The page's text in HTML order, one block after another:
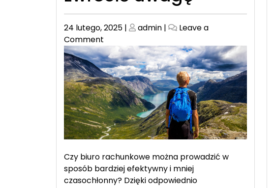
Posted
on
24 lutego, 2025 | Posted
admin |
Leave a
Comment
Umowa
B2B
w
księgowości
–
na
co
zwrócić
Czy biuro rachunkowe można prowadzić w
sposób bardziej efektywny i mniej
czasochłonny? Dzięki odpowiednio